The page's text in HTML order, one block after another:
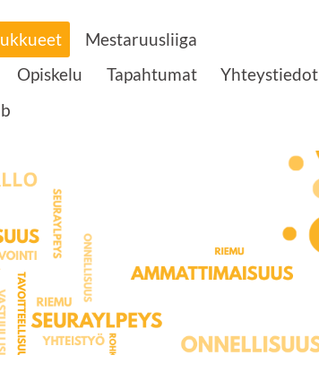
Mestaruusliiga
Opiskelu Tapahtumat
Yhteystiedot